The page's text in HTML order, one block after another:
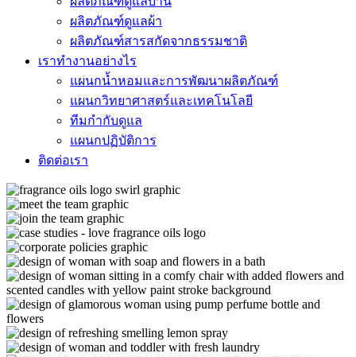
ผลิตภัณฑ์ดูแลผ้า
ผลิตภัณฑ์สารสกัดจากธรรมชาติ
เราทำงานอย่างไร
แผนกน้ำหอมและการพัฒนาผลิตภัณฑ์
แผนกวิทยาศาสตร์และเทคโนโลยี
ทีมกำกับดูแล
แผนกปฏิบัติการ
ติดต่อเรา